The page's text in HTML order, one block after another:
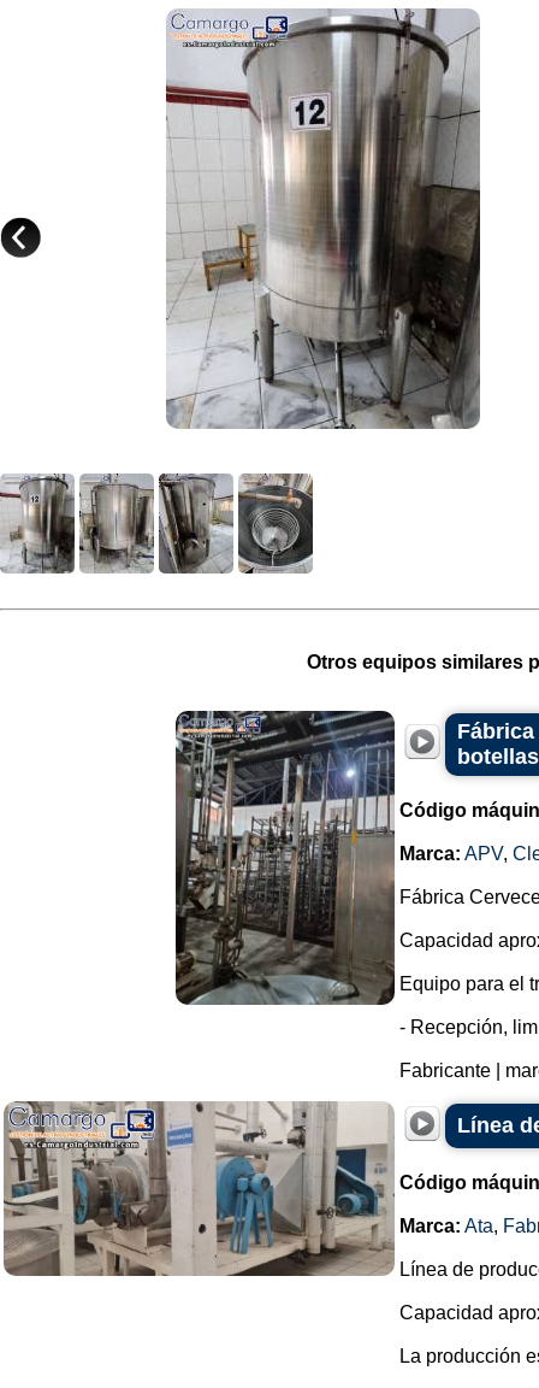
Otros equipos similares
Fábrica
Código
Marca: APV,
Fábrica
Capacidad
Equipo para el
- Recepción,
Fabricante |
Línea
Código
Marca: Ata,
Línea de
Capacidad
La producción